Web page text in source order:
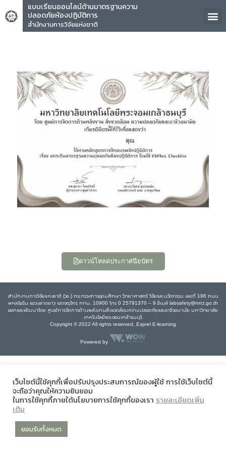
แบบเรียนออนไลน์ด้านมาตรฐานความ
ปลอดภัยห้องปฏิบัติการ
สำนักงานการวิจัยแห่งชาติ
คุณ
ดาวน์โหลดประกาศนียบัตร
สำนักงานการวิจัยแห่งชาติ (วช.) กระทรวงการอุดมศึกษา วิทยาศาสตร์ วิจัยและนวัตกรรม เลขที่ 196 ถนน
พหลโยธิน แขวงลาดยาว เขตจตุจักร กทม. 10900 โทร 0 25791370 – 9 อีเมล์ labsafety@nrct.go.th
ออกและพัฒนาโดย ศูนย์การจัดการด้านพลังงานสิ่งแวดล้อมความปลอดภัยและอาชีวอนามัย มหาวิทยาลัย
เทคโนโลยีพระจอมเกล้าธนบุรี
Copyright © 2022 All rights reserved, Esprel E-learning
Powered by
เว็บไซต์นี้ใช้คุกกี้เพื่อปรับปรุงประสบการณ์ของผู้ใช้ การใช้เว็บไซต์นี้
จะถือว่าคุณให้ความยินยอม
ในการใช้คุกกี้ภายใต้นโยบายการใช้คุกกี้ของเรา รายละเอียดเพิ่ม
เติม
ยอมรับทั้งหมด